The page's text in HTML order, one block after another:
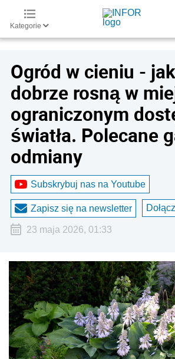
Kategorie
Ogród w cieniu -
dobrze rosną w
ograniczonym
światła. Polecane
odmiany
Subskrybuj nas na Youtube
Zapisz się na newsletter
23 maja 2026, 01:33